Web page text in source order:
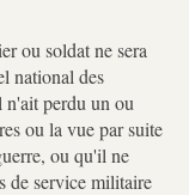
ou soldat ne sera
national des
perdu un ou
ou la vue par suite
ou qu'il ne
de service militaire